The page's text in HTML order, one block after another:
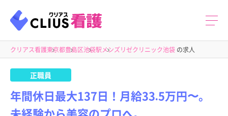
クリアス看護東京都豊島区池袋駅メンズリゼクリニック池袋 の求人
正職員
年間休日最大137日！月給33.5万円〜。